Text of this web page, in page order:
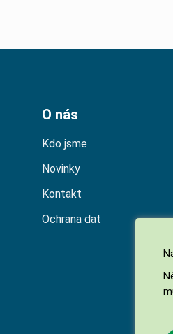
O nás
Kdo jsme
Novinky
Kontakt
Ochrana dat